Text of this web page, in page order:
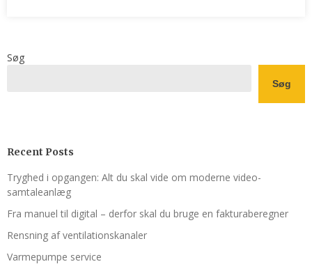
Søg
Søg
Recent Posts
Tryghed i opgangen: Alt du skal vide om moderne video-
samtaleanlæg
Fra manuel til digital – derfor skal du bruge en fakturaberegner
Rensning af ventilations­kanaler
Varmepumpe service